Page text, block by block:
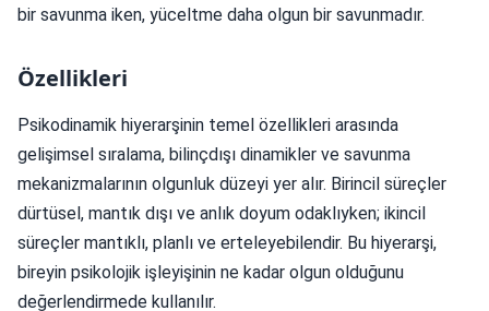
bir savunma iken, yüceltme daha olgun bir savunmadır.
Özellikleri
Psikodinamik hiyerarşinin temel özellikleri arasında
gelişimsel sıralama, bilinçdışı dinamikler ve savunma
mekanizmalarının olgunluk düzeyi yer alır. Birincil süreçler
dürtüsel, mantık dışı ve anlık doyum odaklıyken; ikincil
süreçler mantıklı, planlı ve erteleyebilendir. Bu hiyerarşi,
bireyin psikolojik işleyişinin ne kadar olgun olduğunu
değerlendirmede kullanılır.